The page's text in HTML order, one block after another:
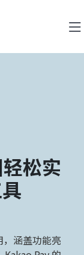
松实
，涵盖功能亮